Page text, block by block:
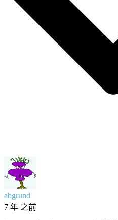
abgrund
7 年 之前